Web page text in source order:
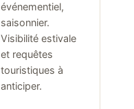
événementiel,
saisonnier.
Visibilité estivale
et requêtes
touristiques à
anticiper.